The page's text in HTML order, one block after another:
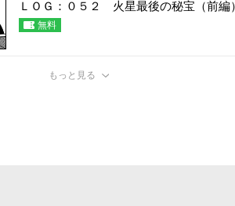
ＬＯＧ：０５２ 火星最後の秘宝（前編
無料
もっと見る